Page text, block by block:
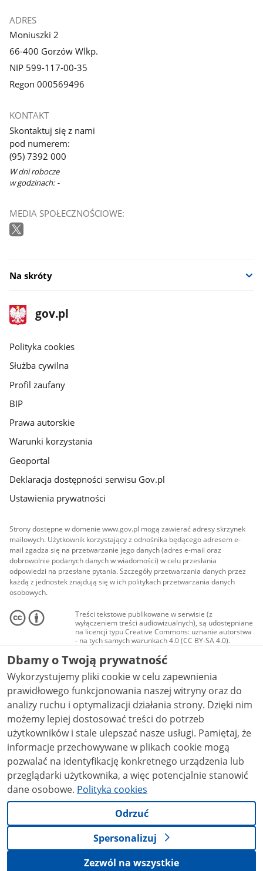
ADRES
Moniuszki 2
66-400 Gorzów Wlkp.
NIP 599-117-00-35
Regon 000569496
KONTAKT
Skontaktuj się z nami
pod numerem:
(95) 7392 000
W dni robocze
w godzinach: -
MEDIA SPOŁECZNOŚCIOWE:
Na skróty
stopka
gov.pl
Strona
gov.pl
gov.pl
Polityka cookies
Służba cywilna
Profil zaufany
BIP
Prawa autorskie
Warunki korzystania
Geoportal
Deklaracja dostępności serwisu Gov.pl
Ustawienia prywatności
Strony dostępne w domenie www.gov.pl mogą zawierać adresy skrzynek
mailowych. Użytkownik korzystający z odnośnika będącego adresem e-
mail zgadza się na przetwarzanie jego danych (adres e-mail oraz
dobrowolnie podanych danych w wiadomości) w celu przesłania
odpowiedzi na przesłane pytania. Szczegóły przetwarzania danych przez
każdą z jednostek znajdują się w ich politykach przetwarzania danych
osobowych.
Treści tekstowe publikowane w serwisie (z
wyłączeniem treści audiowizualnych), są udostępniane
na licencji typu Creative Commons: uznanie autorstwa
- na tych samych warunkach 4.0 (CC BY-SA 4.0).
Materiały audiowizualne, w tym zdjęcia, materiały
audio i wideo, są udostępniane na licencji typu
Creative Commons: uznanie autorstwa użycie
niekomercyjne - bez utworów zależnych 4.0 (CC BY-
NC-ND 4.0), o ile nie jest to stwierdzone inaczej.
Dbamy o Twoją prywatność
Wykorzystujemy pliki cookie w celu zapewnienia
prawidłowego funkcjonowania naszej witryny oraz do
analizy ruchu i optymalizacji działania strony. Dzięki nim
możemy lepiej dostosować treści do potrzeb
użytkowników i stale ulepszać nasze usługi. Pamiętaj, że
informacje przechowywane w plikach cookie mogą
pozwalać na identyfikację konkretnego urządzenia lub
przeglądarki użytkownika, a więc potencjalnie stanowić
dane osobowe. Polityka cookies
Odrzuć
Spersonalizuj
Zezwól na wszystkie